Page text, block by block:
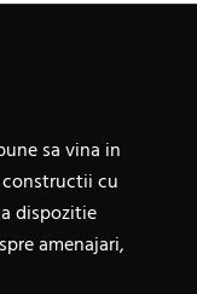
sa vina in
cu
dispozitie
amenajari,